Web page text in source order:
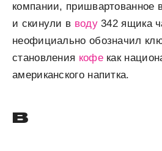
компании, пришвартованное
и скинули в воду342 ящика
неофициально обозначил
становления кофекак
американского напитка.
В